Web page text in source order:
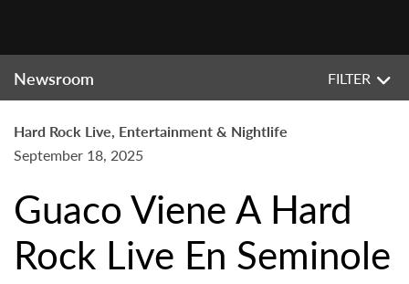
Newsroom FILTER
Hard Rock Live, Entertainment & Nightlife
September 18, 2025
Guaco Viene A Hard
Rock Live En Seminole